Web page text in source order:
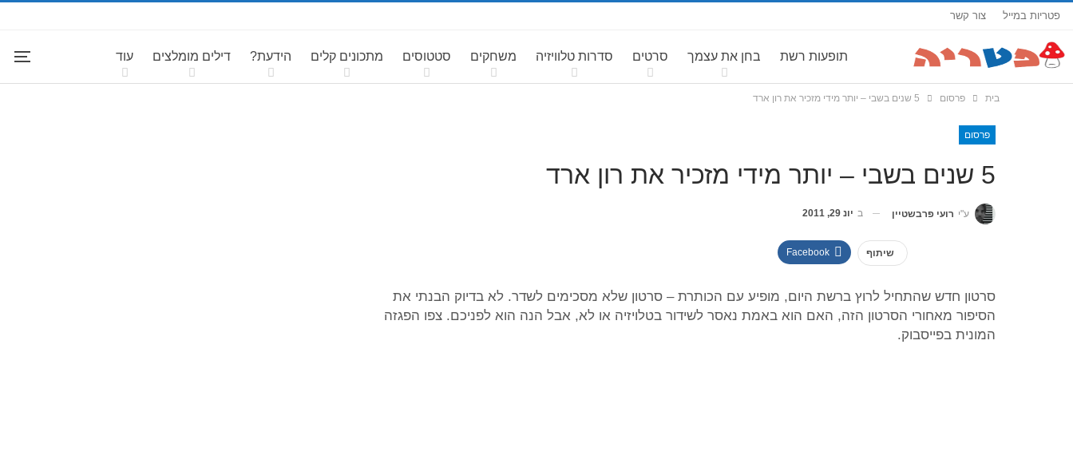
פטריות במייל צור קשר
תופעות רשת בחן את עצמך סרטים סדרות טלוויזיה משחקים סטטוסים מתכונים קלים הידעת? דילים מומלצים עוד
בית פרסום 5 שנים בשבי – יותר מידי מזכיר את רון ארד
פרסום
5 שנים בשבי – יותר מידי מזכיר את רון ארד
ע"י רועי פרבשטיין ב יונ 29, 2011
שיתוף Facebook
סרטון חדש שהתחיל לרוץ ברשת היום, מופיע עם הכותרת – סרטון שלא מסכימים לשדר. לא בדיוק הבנתי את
הסיפור מאחורי הסרטון הזה, האם הוא באמת נאסר לשידור בטלויזיה או לא, אבל הנה הוא לפניכם. צפו הפגזה
המונית בפייסבוק.